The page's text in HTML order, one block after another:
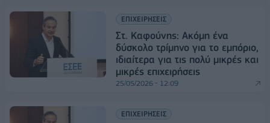
ΕΠΙΧΕΙΡΗΣΕΙΣ
Στ. Καφούνης: Ακόμη ένα
δύσκολο τρίμηνο για το εμπόριο,
ιδιαίτερα για τις πολύ μικρές και
μικρές επιχειρήσεις
25/05/2026 - 12:09
ΕΠΙΧΕΙΡΗΣΕΙΣ